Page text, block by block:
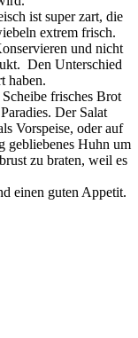
ist super zart, die
extrem frisch.
und nicht
Den Unterschied
haben.
frisches Brot
Der Salat
Vorspeise, oder auf
gebliebenes Huhn um
zu braten, weil es
einen guten Appetit.